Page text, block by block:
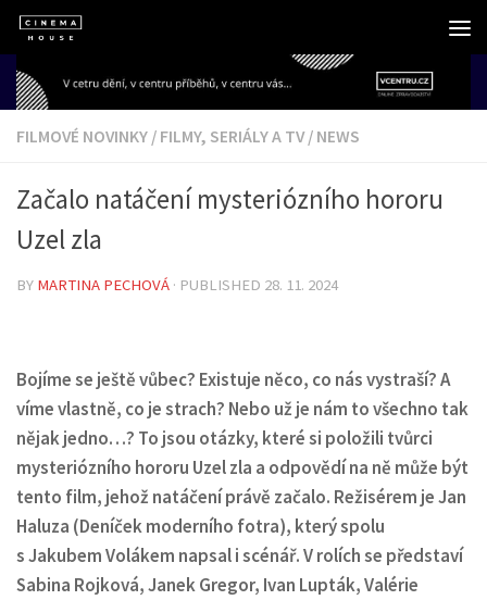
Skip to content
FILMOVÉ NOVINKY / FILMY, SERIÁLY A TV / NEWS
Začalo natáčení mysteriózního hororu
Uzel zla
BY MARTINA PECHOVÁ · PUBLISHED 28. 11. 2024
Bojíme se ještě vůbec? Existuje něco, co nás vystraší? A
víme vlastně, co je strach? Nebo už je nám to všechno tak
nějak jedno…? To jsou otázky, které si položili tvůrci
mysteriózního hororu Uzel zla a odpovědí na ně může být
tento film, jehož natáčení právě začalo. Režisérem je Jan
Haluza (Deníček moderního fotra), který spolu
s Jakubem Volákem napsal i scénář. V rolích se představí
Sabina Rojková, Janek Gregor, Ivan Lupták, Valérie